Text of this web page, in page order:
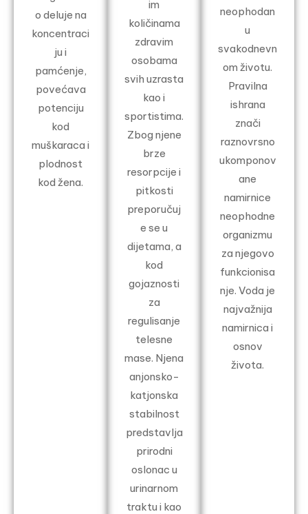
o deluje na
koncentraci
ju i
pamćenje,
povećava
potenciju
kod
muškaraca i
plodnost
kod žena.
im
količinama
zdravim
osobama
svih uzrasta
kao i
sportistima.
Zbog njene
brze
resorpcije i
pitkosti
preporučuj
e se u
dijetama, a
kod
gojaznosti
za
regulisanje
telesne
mase. Njena
anjonsko-
katjonska
stabilnost
predstavlja
prirodni
oslonac u
urinarnom
traktu i kao
neophodan
u
svakodnevn
om životu.
Pravilna
ishrana
znači
raznovrsno
ukomponov
ane
namirnice
neophodne
organizmu
za njegovo
funkcionisa
nje. Voda je
najvažnija
namirnica i
osnov
života.